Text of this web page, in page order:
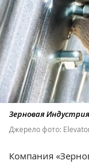
Зерновая
Джерело фото:
Компания